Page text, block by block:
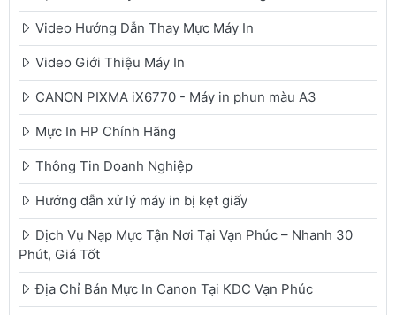
Video Hướng Dẫn Thay Mực Máy In
Video Giới Thiệu Máy In
CANON PIXMA iX6770 - Máy in phun màu A3
Mực In HP Chính Hãng
Thông Tin Doanh Nghiệp
Hướng dẫn xử lý máy in bị kẹt giấy
Dịch Vụ Nạp Mực Tận Nơi Tại Vạn Phúc – Nhanh 30
Phút, Giá Tốt
Địa Chỉ Bán Mực In Canon Tại KDC Vạn Phúc